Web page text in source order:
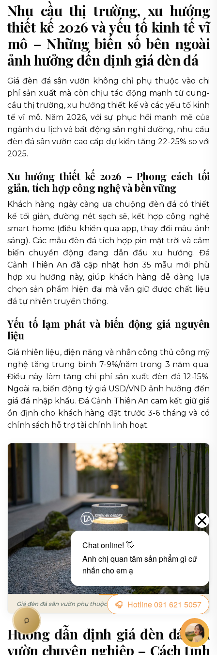
Nhu cầu thị trường, xu hướng
thiết kế 2026 và yếu tố kinh tế vĩ
mô – Những biến số bên ngoài
ảnh hưởng đến định giá đèn đá
Giá đèn đá sân vườn không chỉ phụ thuộc vào chi
phí sản xuất mà còn chịu tác động mạnh từ cung-
cầu thị trường, xu hướng thiết kế và các yếu tố kinh
tế vĩ mô. Năm 2026, với sự phục hồi mạnh mẽ của
ngành du lịch và bất động sản nghỉ dưỡng, nhu cầu
đèn đá sân vườn cao cấp dự kiến tăng 22-25% so với
2025.
Xu hướng thiết kế 2026 – Phong cách tối
giản, tích hợp công nghệ và bền vững
Khách hàng ngày càng ưa chuộng đèn đá có thiết
kế tối giản, đường nét sạch sẽ, kết hợp công nghệ
smart home (điều khiển qua app, thay đổi màu ánh
sáng). Các mẫu đèn đá tích hợp pin mặt trời và cảm
biến chuyển động đang dẫn đầu xu hướng. Đá
Cảnh Thiên An đã cập nhật hơn 35 mẫu mới phù
hợp xu hướng này, giúp khách hàng dễ dàng lựa
chọn sản phẩm hiện đại mà vẫn giữ được chất liệu
đá tự nhiên truyền thống.
Yếu tố lạm phát và biến động giá nguyên
liệu
Giá nhiên liệu, điện năng và nhân công thủ công mỹ
nghệ tăng trung bình 7-9%/năm trong 3 năm qua.
Điều này làm tăng chi phí sản xuất đèn đá 12-15%.
Ngoài ra, biến động tỷ giá USD/VND ảnh hưởng đến
giá đá nhập khẩu. Đá Cảnh Thiên An cam kết giữ giá
ổn định cho khách hàng đặt trước 3-6 tháng và có
chính sách hỗ trợ tài chính linh hoạt.
Giá đèn đá sân vườn phụ thuộc vào những yếu tố nào? – Hình 8
Hướng dẫn định giá đèn đá sân
vườn chuyên nghiệp – Cách tính